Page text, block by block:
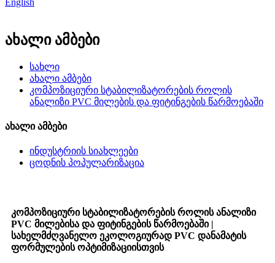
English
ახალი ამბები
სახლი
ახალი ამბები
კომპოზიციური სტაბილიზატორების როლის
ანალიზი PVC მილების და ფიტინგების წარმოებაში
ახალი ამბები
ინდუსტრიის სიახლეები
ცოდნის პოპულარიზაცია
კომპოზიციური სტაბილიზატორების როლის ანალიზი
PVC მილებისა და ფიტინგების წარმოებაში |
სახელმძღვანელო ეკოლოგიურად PVC დანამატის
ფორმულების ოპტიმიზაციისთვის